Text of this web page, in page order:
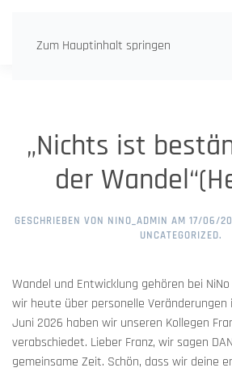
Zum Hauptinhalt springen
„Nichts ist
der
GESCHRIEBEN VON NINO_ADMIN AM 17/06/
UNCATEGORIZED.
Wandel und Entwicklung gehören bei
wir heute über personelle Veränderungen
Juni 2026 haben wir unseren Kollegen
verabschiedet. Lieber Franz, wir sagen
gemeinsame Zeit. Schön, dass wir deine